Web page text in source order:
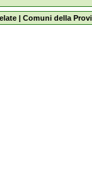
| Comuni della